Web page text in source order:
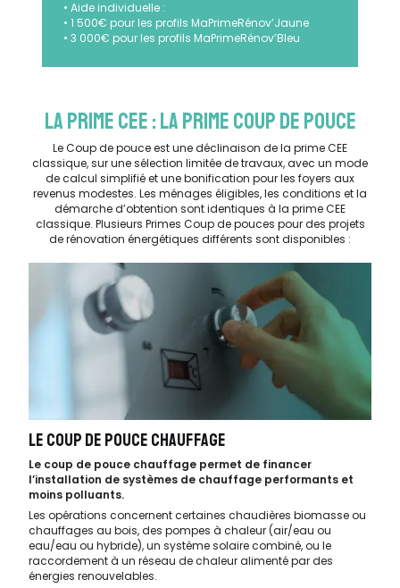
• Aide individuelle :
• 1 500€ pour les profils MaPrimeRénov’Jaune
• 3 000€ pour les profils MaPrimeRénov’Bleu
LA PRIME CEE : LA PRIME COUP DE POUCE
Le Coup de pouce est une déclinaison de la prime CEE
classique, sur une sélection limitée de travaux, avec un mode
de calcul simplifié et une bonification pour les foyers aux
revenus modestes. Les ménages éligibles, les conditions et la
démarche d’obtention sont identiques à la prime CEE
classique. Plusieurs Primes Coup de pouces pour des projets
de rénovation énergétiques différents sont disponibles :
LE COUP DE POUCE CHAUFFAGE
Le coup de pouce chauffage permet de financer
l’installation de systèmes de chauffage performants et
moins polluants.
Les opérations concernent certaines chaudières biomasse ou
chauffages au bois, des pompes à chaleur (air/eau ou
eau/eau ou hybride), un système solaire combiné, ou le
raccordement à un réseau de chaleur alimenté par des
énergies renouvelables.